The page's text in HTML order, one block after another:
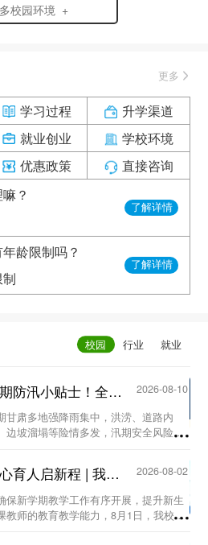
校园环境 +
更多
学习过程
就业创业
升学渠道
学校环境
优惠政策
直接咨询
？
了解详情
龄限制吗？
了解详情
汛期防汛小贴士！全体师生请查收...
2026-08-10
甘肃多地强降雨集中，洪涝、道路内
边坡溜塌等险情多发，汛期安全风险陡
...
匠心育人启新程 | 我校召开新生代课教师教学工作专题会议...
2026-08-02
保新学期教学工作有序开展，提升新生
教师的教育教学能力，8月1日，我校教